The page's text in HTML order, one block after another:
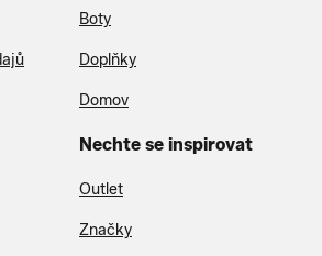
Boty
Doplňky
Domov
Nechte se inspirovat
Outlet
Značky